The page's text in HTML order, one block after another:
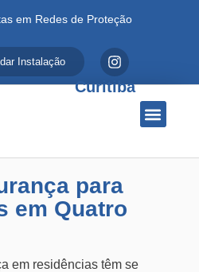
em Redes de Proteção
Instalação
Curitiba
para
em Quatro
em residências têm se